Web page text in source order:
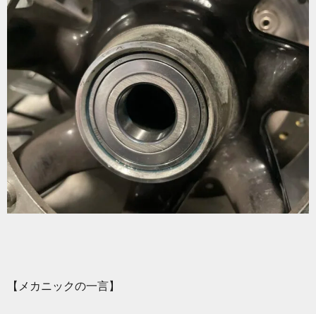
【メカニックの一言】